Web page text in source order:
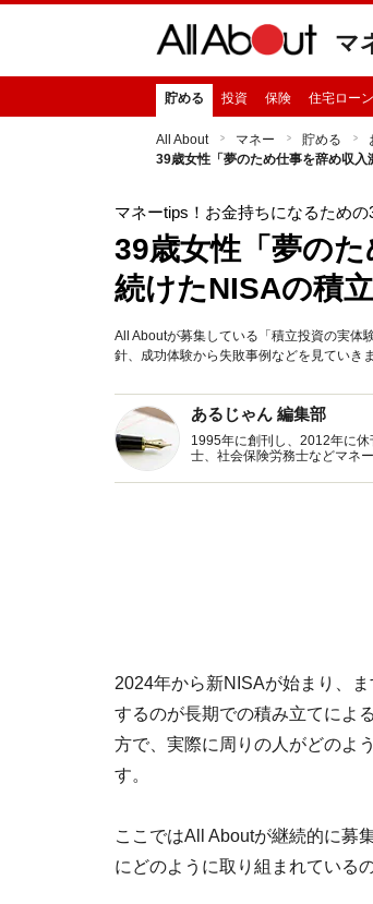
マ
貯める 投資 保険 住宅ローン
All About マネー 貯める
39歳女性「夢のため仕事を辞め収
マネーtips！お金持ちになるための
39歳女性「夢の
続けたNISAの積
All Aboutが募集している「積立投資の実体
針、成功体験から失敗事例などを見ていき
あるじゃん 編集部
1995年に創刊し、2012年に
士、社会保険労務士などマネ
2024年から新NISAが始まり、
するのが長期での積み立てによ
方で、実際に周りの人がどのよ
す。
ここではAll Aboutが継続的に募
にどのように取り組まれている